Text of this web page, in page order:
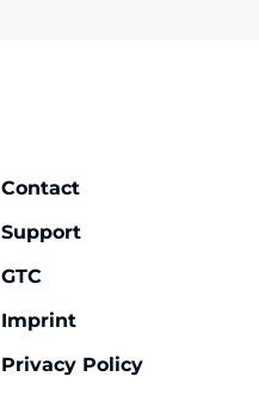
Contact
Support
GTC
Imprint
Privacy Policy